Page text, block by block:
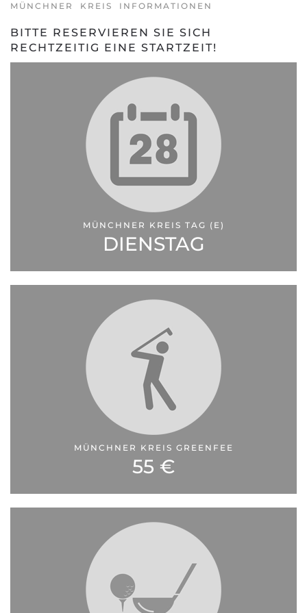
MÜNCHNER KREIS INFORMATIONEN
BITTE RESERVIEREN SIE SICH
RECHTZEITIG EINE STARTZEIT!
MÜNCHNER KREIS TAG (E)
DIENSTAG
MÜNCHNER KREIS GREENFEE
55 €